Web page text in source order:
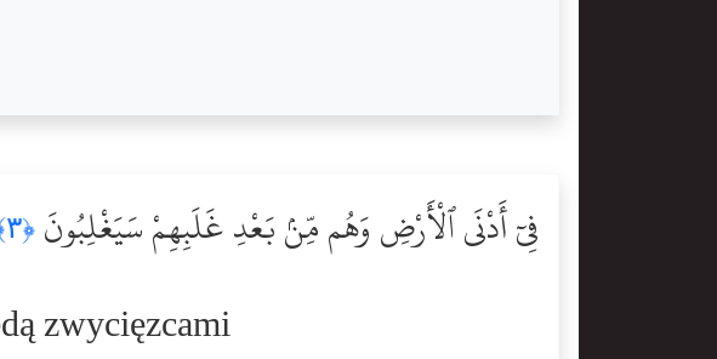
فِىٓ أَدْنَى ٱلْأَرْضِ وَهُم مِّنۢ بَعْدِ غَلَبِهِمْ سَيَغْلِبُونَ ﴿٣﴾
zwycięzcami